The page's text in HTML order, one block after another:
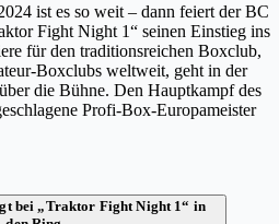
ist es so weit – dann feiert der BC
Fight Night 1“ seinen Einstieg ins
für den traditionsreichen Boxclub,
Boxclubs weltweit, geht in der
die Bühne. Den Hauptkampf des
Profi-Box-Europameister